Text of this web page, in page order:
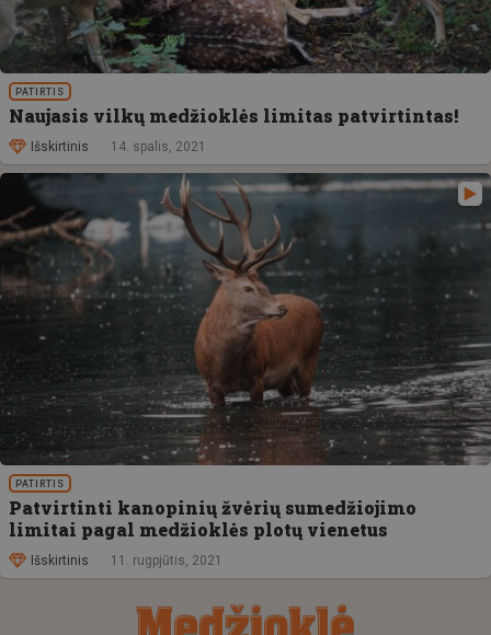
PATIRTIS
Naujasis vilkų medžioklės limitas patvirtintas!
Išskirtinis 14. spalis, 2021
PATIRTIS
Patvirtinti kanopinių žvėrių sumedžiojimo
limitai pagal medžioklės plotų vienetus
Išskirtinis 11. rugpjūtis, 2021